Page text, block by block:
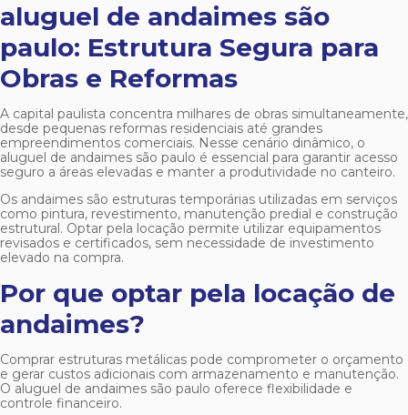
aluguel de andaimes são
paulo: Estrutura Segura para
Obras e Reformas
A capital paulista concentra milhares de obras simultaneamente,
desde pequenas reformas residenciais até grandes
empreendimentos comerciais. Nesse cenário dinâmico, o
aluguel de andaimes são paulo é essencial para garantir acesso
seguro a áreas elevadas e manter a produtividade no canteiro.
Os andaimes são estruturas temporárias utilizadas em serviços
como pintura, revestimento, manutenção predial e construção
estrutural. Optar pela locação permite utilizar equipamentos
revisados e certificados, sem necessidade de investimento
elevado na compra.
Por que optar pela locação de
andaimes?
Comprar estruturas metálicas pode comprometer o orçamento
e gerar custos adicionais com armazenamento e manutenção.
O aluguel de andaimes são paulo oferece flexibilidade e
controle financeiro.